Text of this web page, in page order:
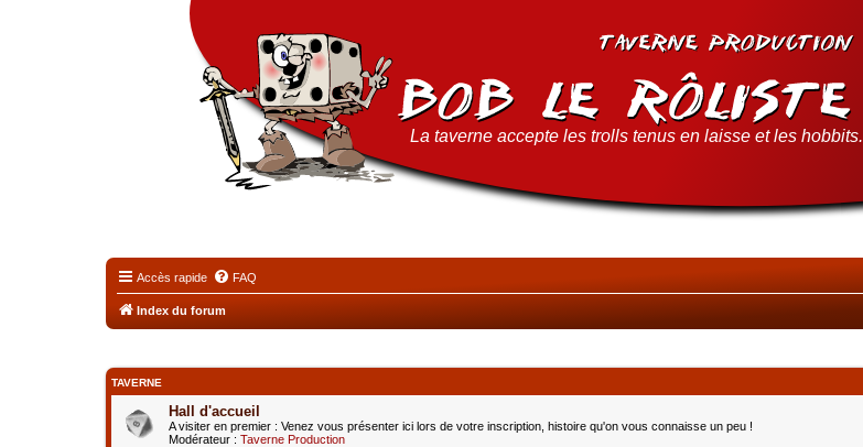
La taverne accepte les trolls tenus en laisse et les hobbits.
Accès rapide FAQ
Index du forum
TAVERNE
Hall d'accueil
A visiter en premier : Venez vous présenter ici lors de votre inscription, histoire qu'on vous connaisse un peu !
Modérateur : Taverne Production